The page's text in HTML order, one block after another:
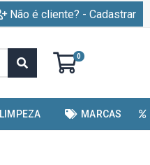
Não é cliente? - Cadastrar
0
LIMPEZA MARCAS